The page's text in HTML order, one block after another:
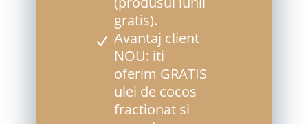
gratis).
Avantaj client
NOU: iti
oferim GRATIS
ulei de cocos
fractionat si